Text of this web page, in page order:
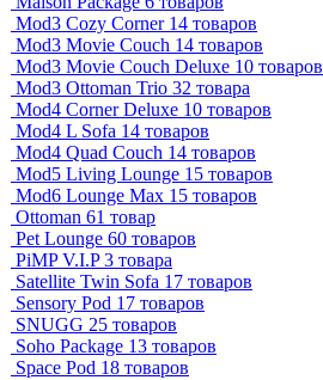
Mod3 Cozy Corner 14 товаров
Mod3 Movie Couch 14 товаров
Mod3 Movie Couch Deluxe 10 товаров
Mod3 Ottoman Trio 32 товара
Mod4 Corner Deluxe 10 товаров
Mod4 L Sofa 14 товаров
Mod4 Quad Couch 14 товаров
Mod5 Living Lounge 15 товаров
Mod6 Lounge Max 15 товаров
Ottoman 61 товар
Pet Lounge 60 товаров
PiMP V.I.P 3 товара
Satellite Twin Sofa 17 товаров
Sensory Pod 17 товаров
SNUGG 25 товаров
Soho Package 13 товаров
Space Pod 18 товаров